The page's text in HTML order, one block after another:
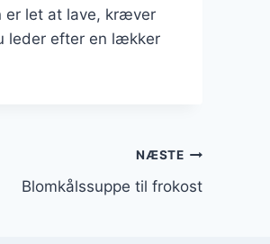
er let at lave, kræver
leder efter en lækker
NÆSTE
Blomkålssuppe til frokost